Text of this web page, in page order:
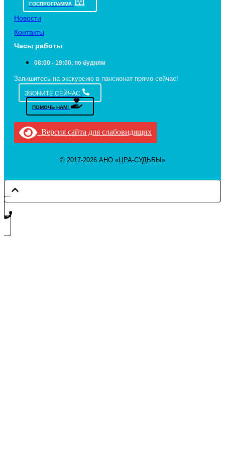
ГОСПРОГРАММА
Новости
Контакты
Часы работы
08:00 - 19:00, по будням
Запишитесь на экскурсию в пансионат прямо сейчас!
ЗВОНИТЕ СЕЙЧАС
ПОМОЧЬ НАМ!
Версия сайта для слабовидящих
© 2017-2026 АНО «ЦРА-СУДЬБЫ»